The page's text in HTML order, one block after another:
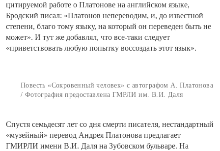
цитируемой работе о Платонове на английском языке,
Бродский писал: «Платонов непереводим, и, до известной
степени, благо тому языку, на который он переведен быть не
может». И тут же добавлял, что все-таки следует
«приветствовать любую попытку воссоздать этот язык».
Повесть «Сокровенный человек» с автографом А. Платонова
/ Фотография предоставлена ГМРЛИ им. В.И. Даля
Спустя семьдесят лет со дня смерти писателя, нестандартный
«музейный» перевод Андрея Платонова предлагает
ГМИРЛИ имени В.И. Даля на Зубовском бульваре. На